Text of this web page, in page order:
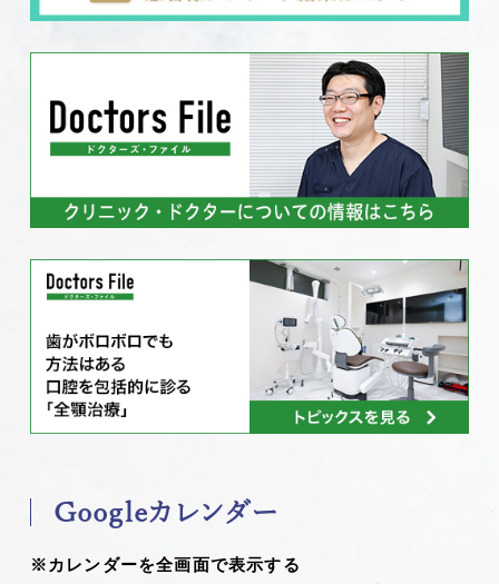
Googleカレンダー
※カレンダーを全画面で表示する